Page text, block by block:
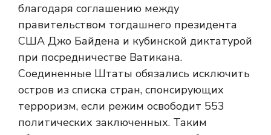
благодаря соглашению между
правительством тогдашнего президента
США Джо Байдена и кубинской диктатурой
при посредничестве Ватикана.
Соединенные Штаты обязались исключить
остров из списка стран, спонсирующих
терроризм, если режим освободит 553
политических заключенных. Таким